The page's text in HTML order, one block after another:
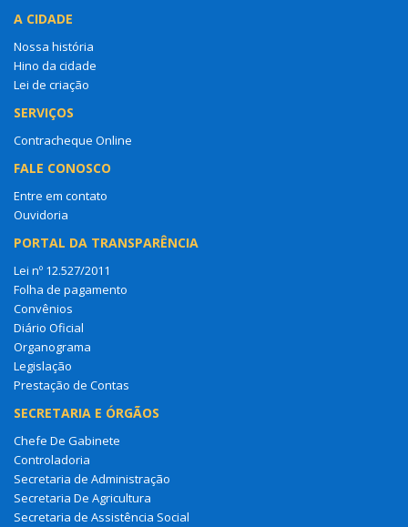
A CIDADE
Nossa história
Hino da cidade
Lei de criação
SERVIÇOS
Contracheque Online
FALE CONOSCO
Entre em contato
Ouvidoria
PORTAL DA TRANSPARÊNCIA
Lei nº 12.527/2011
Folha de pagamento
Convênios
Diário Oficial
Organograma
Legislação
Prestação de Contas
SECRETARIA E ÓRGÃOS
Chefe De Gabinete
Controladoria
Secretaria de Administração
Secretaria De Agricultura
Secretaria de Assistência Social